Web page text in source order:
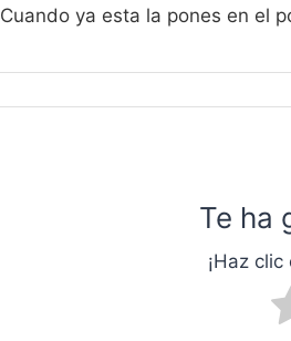
Cuando ya esta la pones en el
Te ha
¡Haz